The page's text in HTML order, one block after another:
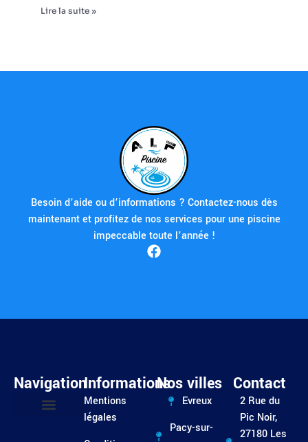
Lire la suite »
Besoin d’aide ou d’informations ? Contactez-nous dès
maintenant et profitez de nos services pour une piscine
impeccable toute l’année !
NavigationInformations
Mentions
légales
Nos villes
Evreux
Pacy-sur-
Contact
2 Rue du
Pic Noir,
27180 Les